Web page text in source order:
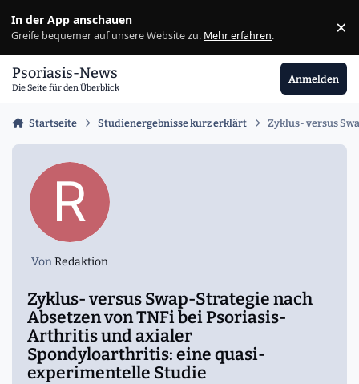
In der App anschauen
Greife bequemer auf unsere Website zu. Mehr erfahren. ×
Psoriasis-News
Die Seite für den Überblick
Anmelden
Startseite Studienergebnisse kurz erklärt Zyklus- versus
VonRedaktion
Zyklus- versus Swap-Strategie nach
Absetzen von TNFi bei Psoriasis-
Arthritis und axialer
Spondyloarthritis: eine quasi-
experimentelle Studie